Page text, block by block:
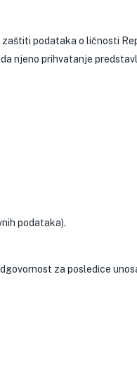
podataka o ličnosti
njeno prihvatanje
podataka).
za posledice